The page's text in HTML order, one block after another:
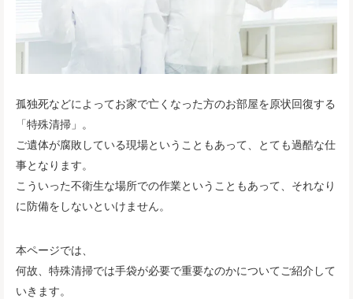
孤独死などによってお家で亡くなった方のお部屋を原状回復する
「特殊清掃」。
ご遺体が腐敗している現場ということもあって、とても過酷な仕
事となります。
こういった不衛生な場所での作業ということもあって、それなり
に防備をしないといけません。
本ページでは、
何故、特殊清掃では手袋が必要で重要なのかについてご紹介して
いきます。